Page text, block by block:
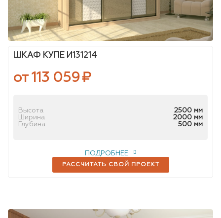
ШКАФ КУПЕ И131214
от 113 059₽
Высота
2500 мм
Ширина
2000 мм
Глубина
500 мм
РАССЧИТАТЬ СВОЙ ПРОЕКТ
ПОДРОБНЕЕ